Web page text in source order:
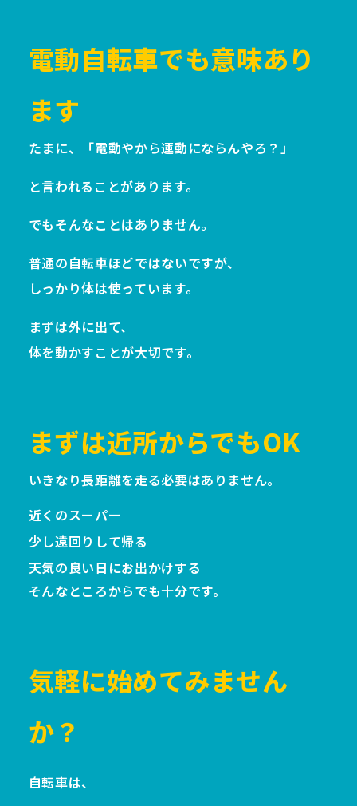
電動自転車でも意味あり
ます
たまに、「電動やから運動にならんやろ？」
と言われることがあります。
でもそんなことはありません。
普通の自転車ほどではないですが、
しっかり体は使っています。
まずは外に出て、
体を動かすことが大切です。
まずは近所からでもOK
いきなり長距離を走る必要はありません。
近くのスーパー
少し遠回りして帰る
天気の良い日にお出かけする
そんなところからでも十分です。
気軽に始めてみません
か？
自転車は、